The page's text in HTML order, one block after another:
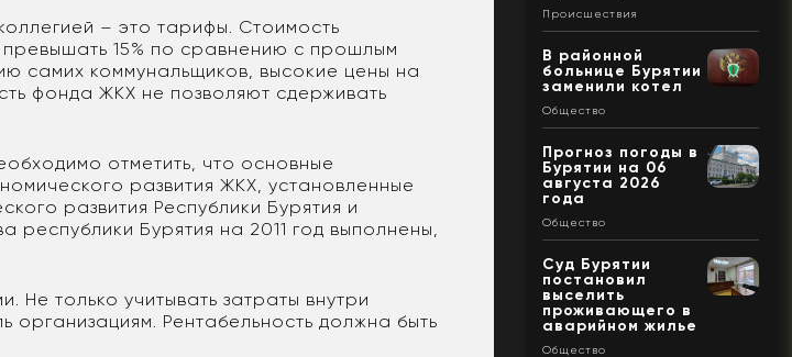
– это тарифы. Стоимость
15% по сравнению с прошлым
самих коммунальщиков, высокие цены на
фонда ЖКХ не позволяют сдерживать
отметить, что основные
развития ЖКХ, установленные
развития Республики Бурятия и
республики Бурятия на 2011 год выполнены,
только учитывать затраты внутри
организациям. Рентабельность должна быть
Происшествия
В районной
больнице Бурятии
заменили котел
Общество
Прогноз погоды в
Бурятии на 06
августа 2026
года
Общество
Суд Бурятии
постановил
выселить
проживающего в
аварийном жилье
Общество